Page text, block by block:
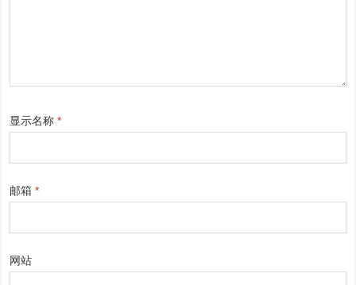
显示名称*
邮箱*
网站